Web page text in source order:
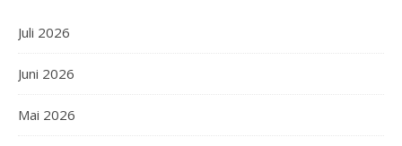
Juli 2026
Juni 2026
Mai 2026